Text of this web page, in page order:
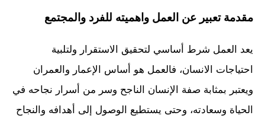
مقدمة تعبير عن العمل واهميته للفرد والمجتمع
يعد العمل شرط أساسي لتحقيق الاستقرار ولتلبية
احتياجات الانسان، فالعمل هو أساس الإعمار والعمران
ويعتبر بمثابة صفة الإنسان الناجح وسر من أسرار نجاحه في
الحياة وسعادته، وحتى يستطيع الوصول إلى أهدافه والنجاح